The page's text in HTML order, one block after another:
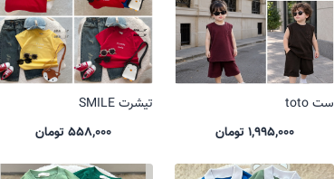
ست toto
1,995,000 تومان
تیشرت SMILE
558,000 تومان